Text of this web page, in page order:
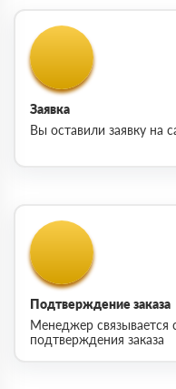
Заявка
Вы оставили заявку на
Подтверждение заказа
Менеджер связывается
подтверждения заказа